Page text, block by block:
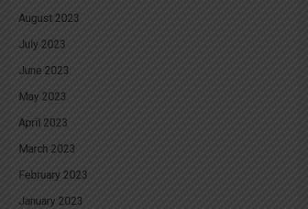
August 2023
July 2023
June 2023
May 2023
April 2023
March 2023
February 2023
January 2023